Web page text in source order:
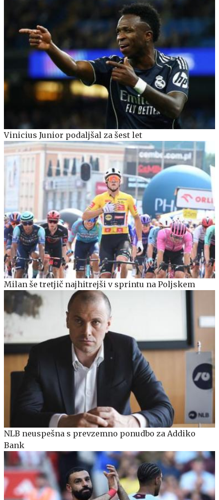
Vinicius Junior podaljšal za šest let
Milan še tretjič najhitrejši v sprintu na Poljskem
NLB neuspešna s prevzemno ponudbo za Addiko
Bank